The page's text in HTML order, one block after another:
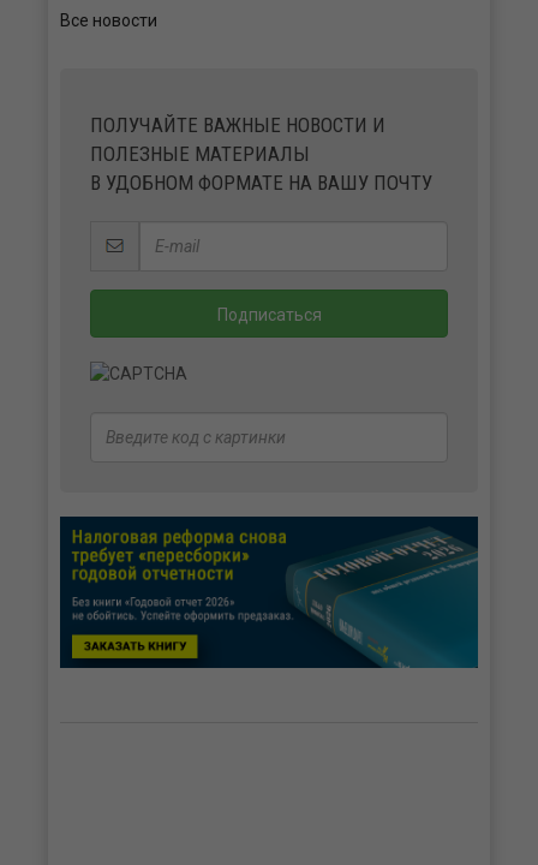
Все новости
ПОЛУЧАЙТЕ ВАЖНЫЕ НОВОСТИ И
ПОЛЕЗНЫЕ МАТЕРИАЛЫ
В УДОБНОМ ФОРМАТЕ НА ВАШУ ПОЧТУ